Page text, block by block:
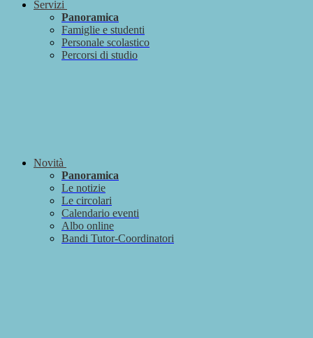
Servizi
Panoramica
Famiglie e studenti
Personale scolastico
Percorsi di studio
Novità
Panoramica
Le notizie
Le circolari
Calendario eventi
Albo online
Bandi Tutor-Coordinatori